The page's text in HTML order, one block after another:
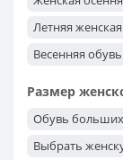
Женская обувь
Летняя
Весенняя
Размер
Обувь
Выбрать